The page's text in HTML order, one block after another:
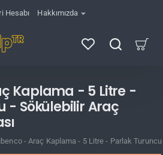
Hesabı Hakkımızda
Kaplama - 5 Litre -
- Sökülebilir Araç
- Araç Kaplama - 5 Litre - Parlak